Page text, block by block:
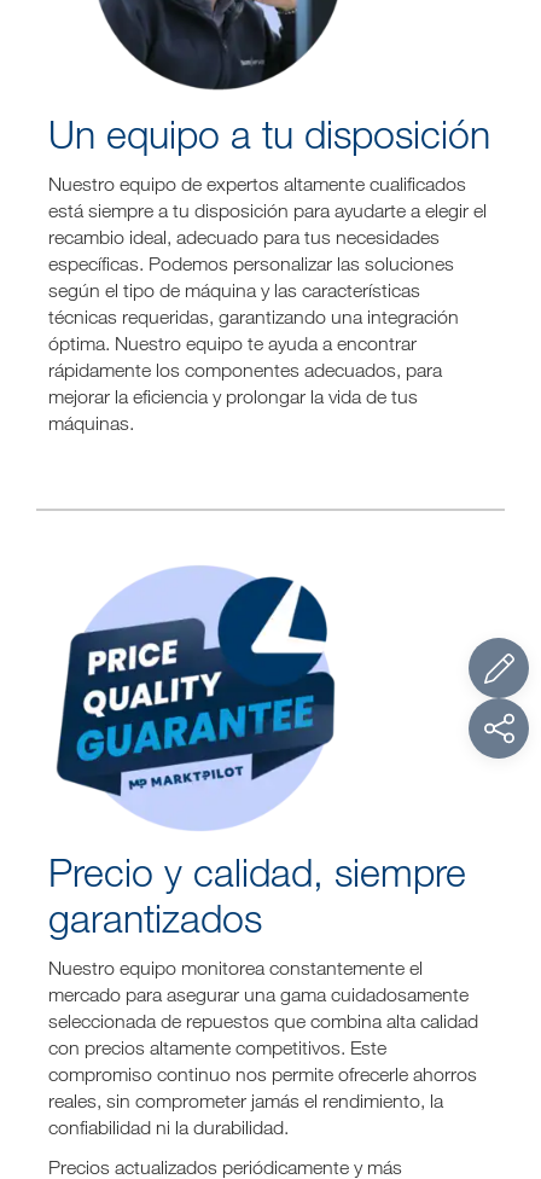
Un equipo a tu disposición
Nuestro equipo de expertos altamente cualificados
está siempre a tu disposición para ayudarte a elegir el
recambio ideal, adecuado para tus necesidades
específicas. Podemos personalizar las soluciones
según el tipo de máquina y las características
técnicas requeridas, garantizando una integración
óptima. Nuestro equipo te ayuda a encontrar
rápidamente los componentes adecuados, para
mejorar la eficiencia y prolongar la vida de tus
máquinas.
Precio y calidad, siempre
garantizados
Nuestro equipo monitorea constantemente el
mercado para asegurar una gama cuidadosamente
seleccionada de repuestos que combina alta calidad
con precios altamente competitivos. Este
compromiso continuo nos permite ofrecerle ahorros
reales, sin comprometer jamás el rendimiento, la
confiabilidad ni la durabilidad.
Precios actualizados periódicamente y más